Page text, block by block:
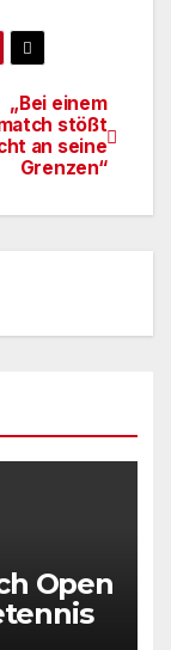
„Bei einem
stößt
an seine
Grenzen“
Open